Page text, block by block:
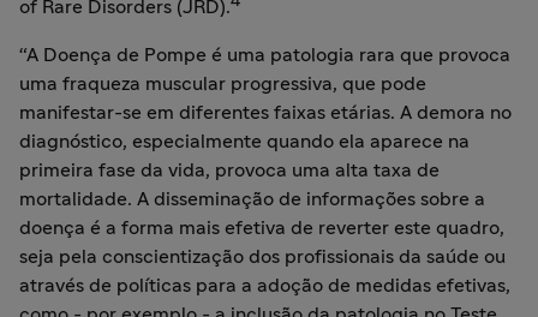
of Rare Disorders (JRD).
“A Doença de Pompe é uma patologia rara que provoca
uma fraqueza muscular progressiva, que pode
manifestar-se em diferentes faixas etárias. A demora no
diagnóstico, especialmente quando ela aparece na
primeira fase da vida, provoca uma alta taxa de
mortalidade. A disseminação de informações sobre a
doença é a forma mais efetiva de reverter este quadro,
seja pela conscientização dos profissionais da saúde ou
através de políticas para a adoção de medidas efetivas,